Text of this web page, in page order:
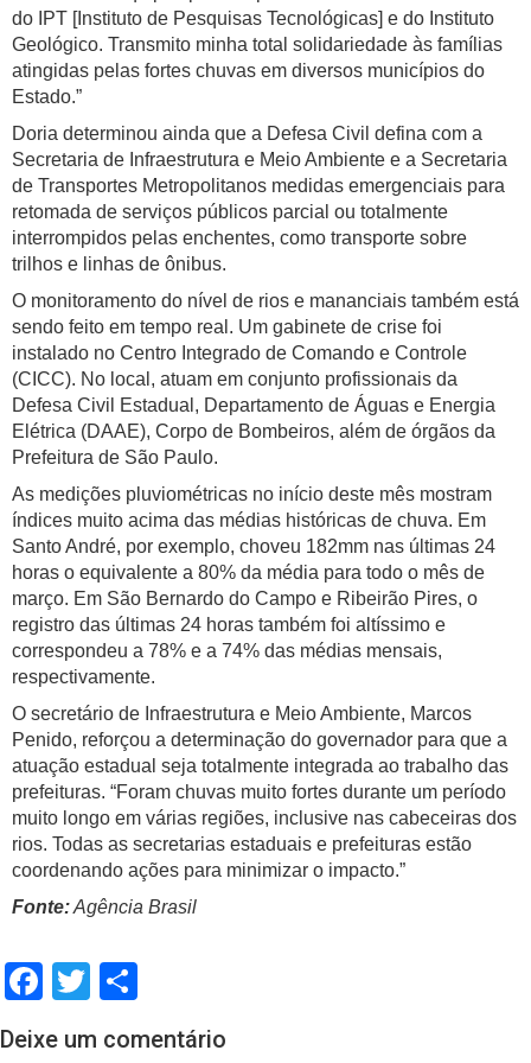
do IPT [Instituto de Pesquisas Tecnológicas] e do Instituto
Geológico. Transmito minha total solidariedade às famílias
atingidas pelas fortes chuvas em diversos municípios do
Estado.”
Doria determinou ainda que a Defesa Civil defina com a
Secretaria de Infraestrutura e Meio Ambiente e a Secretaria
de Transportes Metropolitanos medidas emergenciais para
retomada de serviços públicos parcial ou totalmente
interrompidos pelas enchentes, como transporte sobre
trilhos e linhas de ônibus.
O monitoramento do nível de rios e mananciais também está
sendo feito em tempo real. Um gabinete de crise foi
instalado no Centro Integrado de Comando e Controle
(CICC). No local, atuam em conjunto profissionais da
Defesa Civil Estadual, Departamento de Águas e Energia
Elétrica (DAAE), Corpo de Bombeiros, além de órgãos da
Prefeitura de São Paulo.
As medições pluviométricas no início deste mês mostram
índices muito acima das médias históricas de chuva. Em
Santo André, por exemplo, choveu 182mm nas últimas 24
horas o equivalente a 80% da média para todo o mês de
março. Em São Bernardo do Campo e Ribeirão Pires, o
registro das últimas 24 horas também foi altíssimo e
correspondeu a 78% e a 74% das médias mensais,
respectivamente.
O secretário de Infraestrutura e Meio Ambiente, Marcos
Penido, reforçou a determinação do governador para que a
atuação estadual seja totalmente integrada ao trabalho das
prefeituras. “Foram chuvas muito fortes durante um período
muito longo em várias regiões, inclusive nas cabeceiras dos
rios. Todas as secretarias estaduais e prefeituras estão
coordenando ações para minimizar o impacto.”
Fonte:Agência Brasil
Facebook
Twitter
Deixe um comentário